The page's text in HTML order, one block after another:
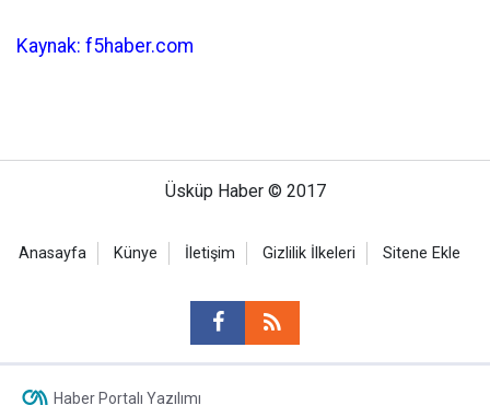
Kaynak: f5haber.com
Üsküp Haber © 2017
Anasayfa Künye İletişim Gizlilik İlkeleri Sitene Ekle
Haber Portalı Yazılımı